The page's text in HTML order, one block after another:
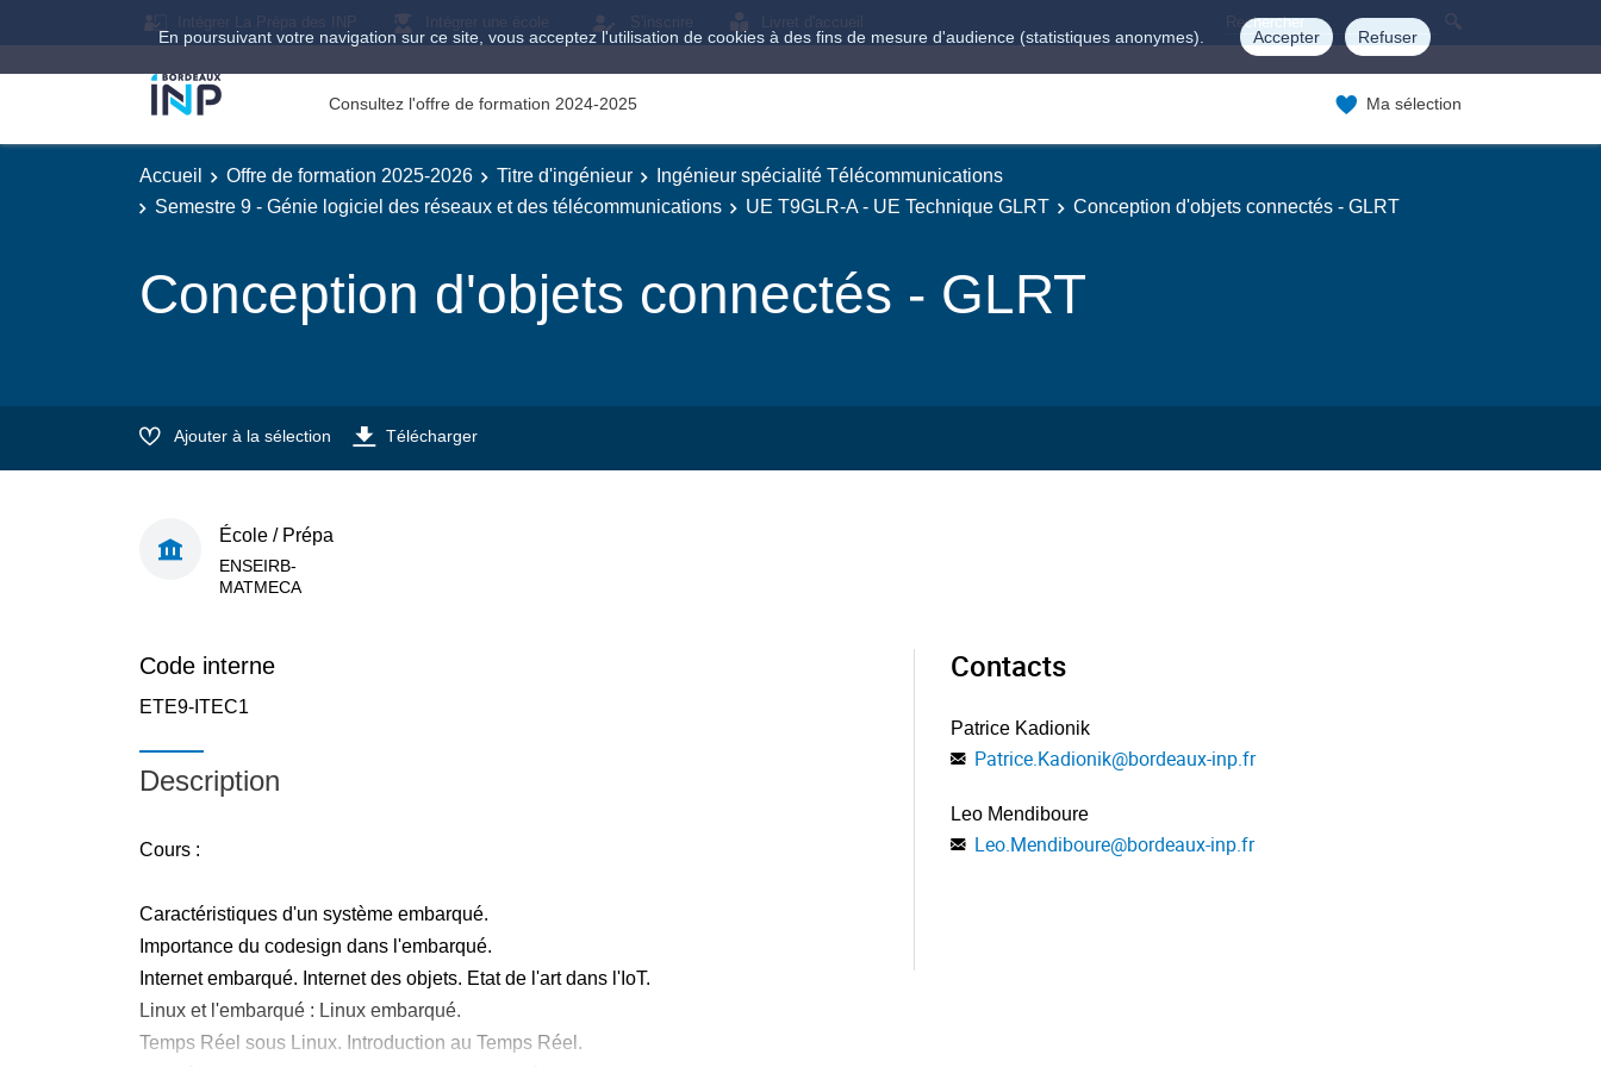
En poursuivant votre navigation sur ce site, vous acceptez l'utilisation de cookies à des fins de mesure d'audience (statistiques anonymes). Accepter Refuser
Intégrer La Prépa des INP Intégrer une école S'inscrire Livret d'accueil
Consultez l'offre de formation 2024-2025 Ma sélection
Accueil Offre de formation 2025-2026 Titre d'ingénieur
Ingénieur spécialité Télécommunications
Semestre 9 - Génie logiciel des réseaux et des télécommunications
UE T9GLR-A - UE Technique GLRT Conception d'objets connectés - GLRT
Conception d'objets connectés - GLRT
Ajouter à la sélection Télécharger
École / Prépa
ENSEIRB-
MATMECA
Code interne
ETE9-ITEC1
Description
Cours :
Caractéristiques d'un système embarqué.
Importance du codesign dans l'embarqué.
Internet embarqué. Internet des objets. Etat de l'art dans l'IoT.
Linux et l'embarqué : Linux embarqué.
Temps Réel sous Linux. Introduction au Temps Réel.
Contacts
Patrice Kadionik
Patrice.Kadionik@bordeaux-inp.fr
Leo Mendiboure
Leo.Mendiboure@bordeaux-inp.fr